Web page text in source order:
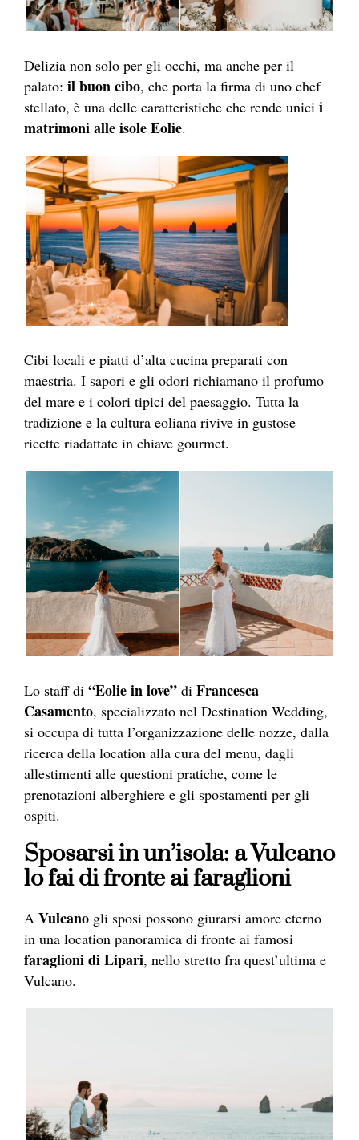
Delizia non solo per gli occhi, ma anche per il
palato: il buon cibo, che porta la firma di uno chef
stellato, è una delle caratteristiche che rende unici i
matrimoni alle isole Eolie.
Cibi locali e piatti d’alta cucina preparati con
maestria. I sapori e gli odori richiamano il profumo
del mare e i colori tipici del paesaggio. Tutta la
tradizione e la cultura eoliana rivive in gustose
ricette riadattate in chiave gourmet.
Lo staff di “Eolie in love” di Francesca
Casamento, specializzato nel Destination Wedding,
si occupa di tutta l’organizzazione delle nozze, dalla
ricerca della location alla cura del menu, dagli
allestimenti alle questioni pratiche, come le
prenotazioni alberghiere e gli spostamenti per gli
ospiti.
Sposarsi in un’isola: a Vulcano
lo fai di fronte ai faraglioni
A Vulcano gli sposi possono giurarsi amore eterno
in una location panoramica di fronte ai famosi
faraglioni di Lipari, nello stretto fra quest’ultima e
Vulcano.